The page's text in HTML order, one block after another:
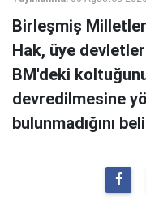
Birleşmiş Milletler
Hak, üye
BM'deki
devredilmesine
bulunmadığını